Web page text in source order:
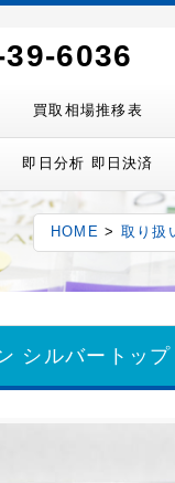
6036
買取相場推移表
即日分析 即日決済
HOME > 取り扱
シルバートップ